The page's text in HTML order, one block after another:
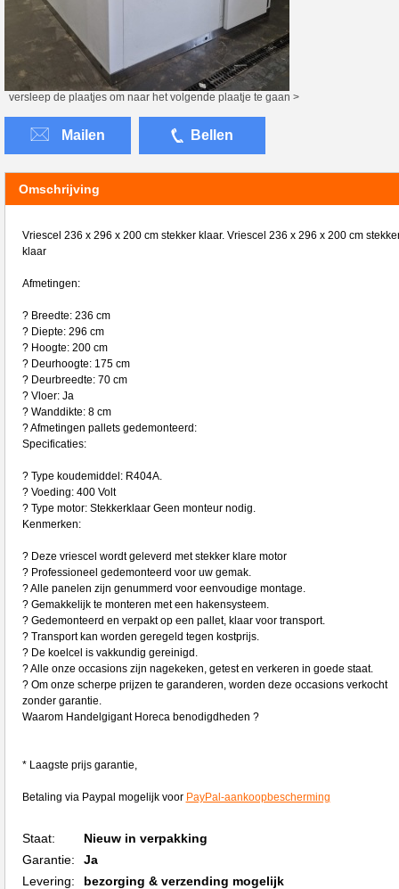
versleep de plaatjes om naar het volgende plaatje te gaan >
Mailen Bellen
Omschrijving
Vriescel 236 x 296 x 200 cm stekker klaar. Vriescel 236 x 296 x 200 cm
klaar
Afmetingen:
? Breedte: 236 cm
? Diepte: 296 cm
? Hoogte: 200 cm
? Deurhoogte: 175 cm
? Deurbreedte: 70 cm
? Vloer: Ja
? Wanddikte: 8 cm
? Afmetingen pallets gedemonteerd:
Specificaties:
? Type koudemiddel: R404A.
? Voeding: 400 Volt
? Type motor: Stekkerklaar Geen monteur nodig.
Kenmerken:
? Deze vriescel wordt geleverd met stekker klare motor
? Professioneel gedemonteerd voor uw gemak.
? Alle panelen zijn genummerd voor eenvoudige montage.
? Gemakkelijk te monteren met een hakensysteem.
? Gedemonteerd en verpakt op een pallet, klaar voor transport.
? Transport kan worden geregeld tegen kostprijs.
? De koelcel is vakkundig gereinigd.
? Alle onze occasions zijn nagekeken, getest en verkeren in goede staat.
? Om onze scherpe prijzen te garanderen, worden deze occasions verkocht
zonder garantie.
Waarom Handelgigant Horeca benodigdheden ?
* Laagste prijs garantie,
Betaling via Paypal mogelijk voor PayPal-aankoopbescherming
Staat:
Nieuw in verpakking
Garantie:
Ja
Levering:
bezorging & verzending mogelijk